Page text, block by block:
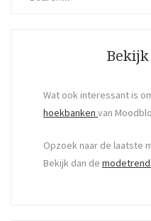
Bekijk
Wat ook interessant is
hoekbanken van
Opzoek naar de laatste
Bekijk dan de